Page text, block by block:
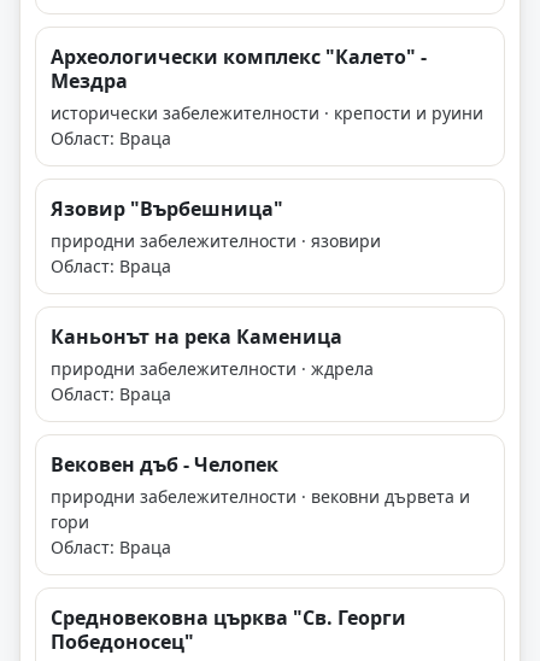
Археологически комплекс "Калето" -
Мездра
исторически забележителности · крепости и руини
Област: Враца
Язовир "Върбешница"
природни забележителности · язовири
Област: Враца
Каньонът на река Каменица
природни забележителности · ждрела
Област: Враца
Вековен дъб - Челопек
природни забележителности · вековни дървета и
гори
Област: Враца
Средновековна църква "Св. Георги
Победоносец"